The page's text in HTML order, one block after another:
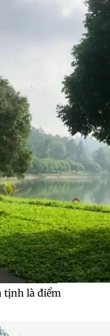
tịnh là điểm